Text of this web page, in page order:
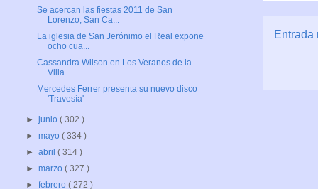
Entrada
Se acercan las fiestas 2011 de San
Lorenzo, San Ca...
La iglesia de San Jerónimo el Real expone
ocho cua...
Cassandra Wilson en Los Veranos de la
Villa
Mercedes Ferrer presenta su nuevo disco
'Travesía'
►junio( 302 )
►mayo( 334 )
►abril( 314 )
►marzo( 327 )
►febrero( 272 )